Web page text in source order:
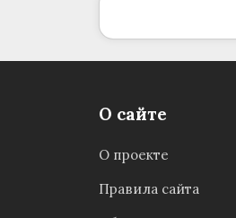
О сайте
О проекте
Правила сайта